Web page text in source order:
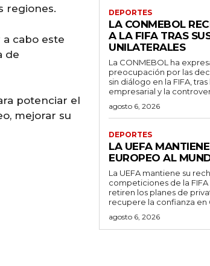
regiones.
cabo este
de
potenciar el
mejorar su
DEPORTES
LA CONMEBOL
A LA FIFA TRAS
UNILATERALES
La CONMEBOL ha
preocupación por las
sin diálogo en la FIFA,
empresarial y la
agosto 6, 2026
DEPORTES
LA UEFA
EUROPEO AL
La UEFA mantiene su
competiciones de la FIFA
retiren los planes de
recupere la confianza en
agosto 6, 2026